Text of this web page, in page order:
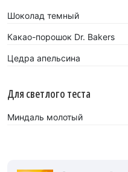
Шоколад темный
Какао-порошок Dr. Bakers
Цедра апельсина
Для светлого теста
Миндаль молотый